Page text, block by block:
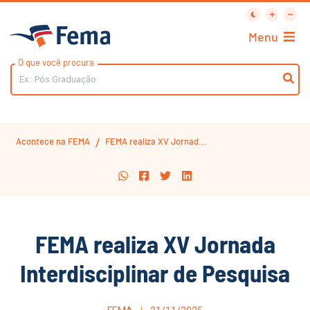
O que você procura
Menu
Acontece na FEMA / FEMA realiza XV Jornad...
FEMA realiza XV Jornada
Interdisciplinar de Pesquisa